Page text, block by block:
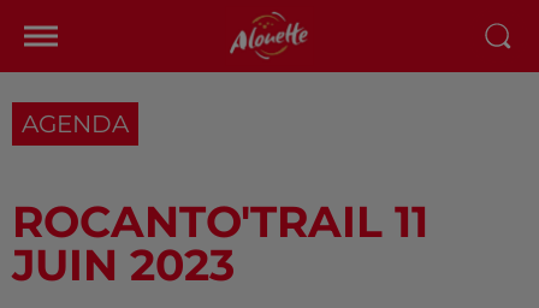
AGENDA
ROCANTO'TRAIL 11
JUIN 2023